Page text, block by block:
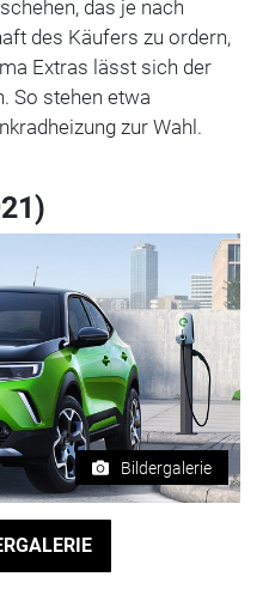
das je nach
des Käufers zu ordern,
Extras lässt sich der
So stehen etwa
zur Wahl.
Bildergalerie